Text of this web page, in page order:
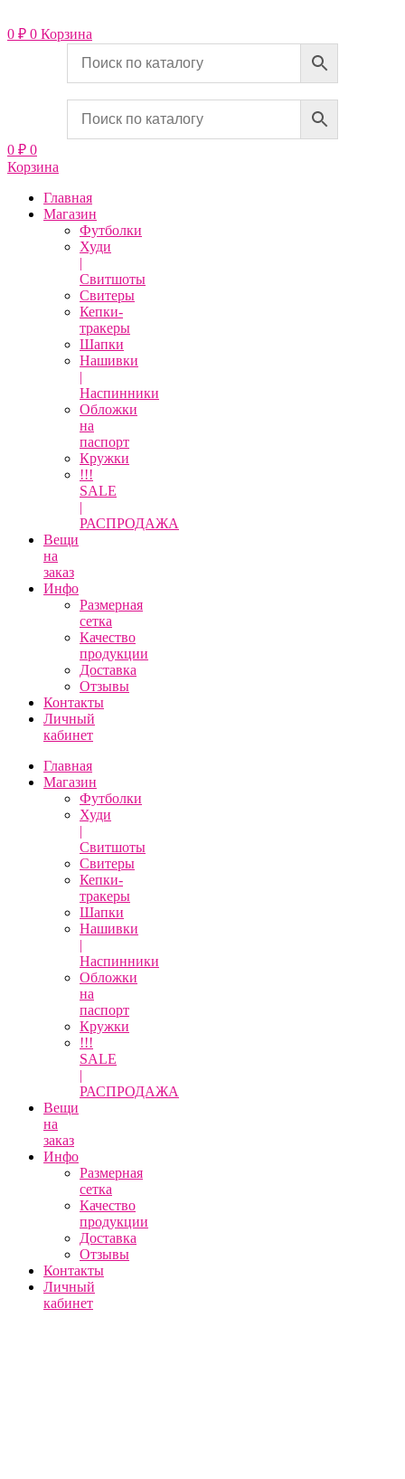
к
содержимому
0 ₽ 0 Корзина
0 ₽ 0
Корзина
Главная
Магазин
Футболки
Худи
|
Свитшоты
Свитеры
Кепки-
тракеры
Шапки
Нашивки
|
Наспинники
Обложки
на
паспорт
Кружки
!!!
SALE
|
РАСПРОДАЖА
Вещи
на
заказ
Инфо
Размерная
сетка
Качество
продукции
Доставка
Отзывы
Контакты
Личный
кабинет
Главная
Магазин
Футболки
Худи
|
Свитшоты
Свитеры
Кепки-
тракеры
Шапки
Нашивки
|
Наспинники
Обложки
на
паспорт
Кружки
!!!
SALE
|
РАСПРОДАЖА
Вещи
на
заказ
Инфо
Размерная
сетка
Качество
продукции
Доставка
Отзывы
Контакты
Личный
кабинет